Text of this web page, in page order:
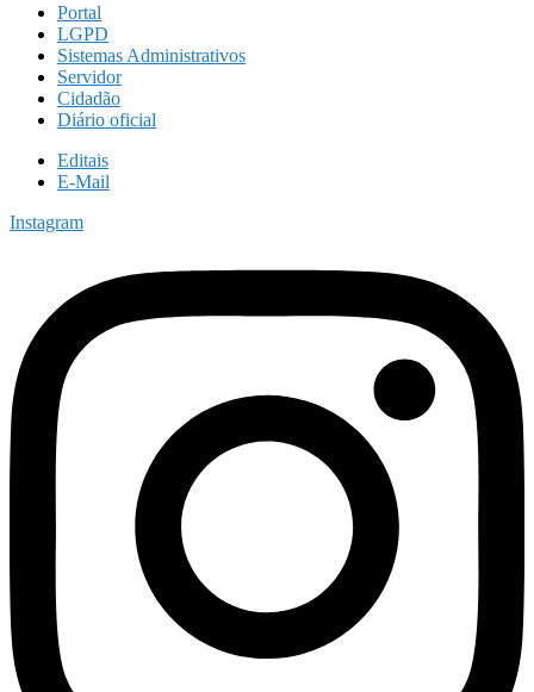
Portal
LGPD
Sistemas Administrativos
Servidor
Cidadão
Diário oficial
Editais
E-Mail
Instagram